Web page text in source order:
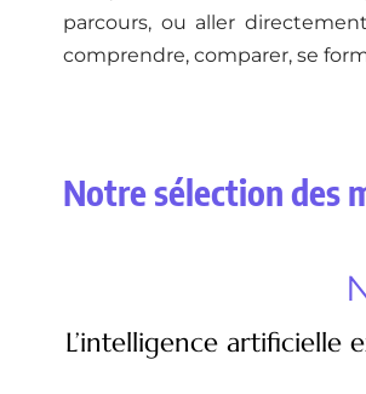
parcours, ou aller
comprendre, comparer, se
Notre sélection des
L’intelligence artificielle